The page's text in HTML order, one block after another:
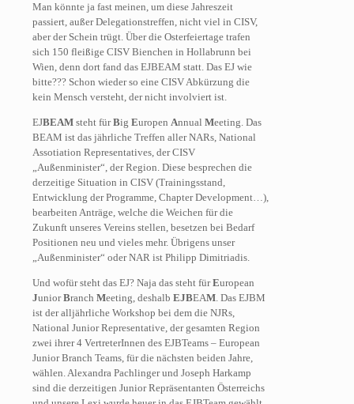
Man könnte ja fast meinen, um diese Jahreszeit
passiert, außer Delegationstreffen, nicht viel in CISV,
aber der Schein trügt. Über die Osterfeiertage trafen
sich 150 fleißige CISV Bienchen in Hollabrunn bei
Wien, denn dort fand das EJBEAM statt. Das EJ wie
bitte??? Schon wieder so eine CISV Abkürzung die
kein Mensch versteht, der nicht involviert ist.
EJBEAM steht fürBig Europen Annual Meeting. Das
BEAM ist das jährliche Treffen aller NARs, National
Assotiation Representatives, der CISV
„Außenminister“, der Region. Diese besprechen die
derzeitige Situation in CISV (Trainingsstand,
Entwicklung der Programme, Chapter Development…),
bearbeiten Anträge, welche die Weichen für die
Zukunft unseres Vereins stellen, besetzen bei Bedarf
Positionen neu und vieles mehr. Übrigens unser
„Außenminister“ oder NAR ist Philipp Dimitriadis.
Und wofür steht das EJ? Naja das steht fürEuropean
JuniorBranch Meeting, deshalb EJBEAM. Das EJBM
ist der alljährliche Workshop bei dem die NJRs,
National Junior Representative, der gesamten Region
zwei ihrer 4 VertreterInnen des EJBTeams – European
Junior Branch Teams, für die nächsten beiden Jahre,
wählen. Alexandra Pachlinger und Joseph Harkamp
sind die derzeitigen Junior Repräsentanten Österreichs